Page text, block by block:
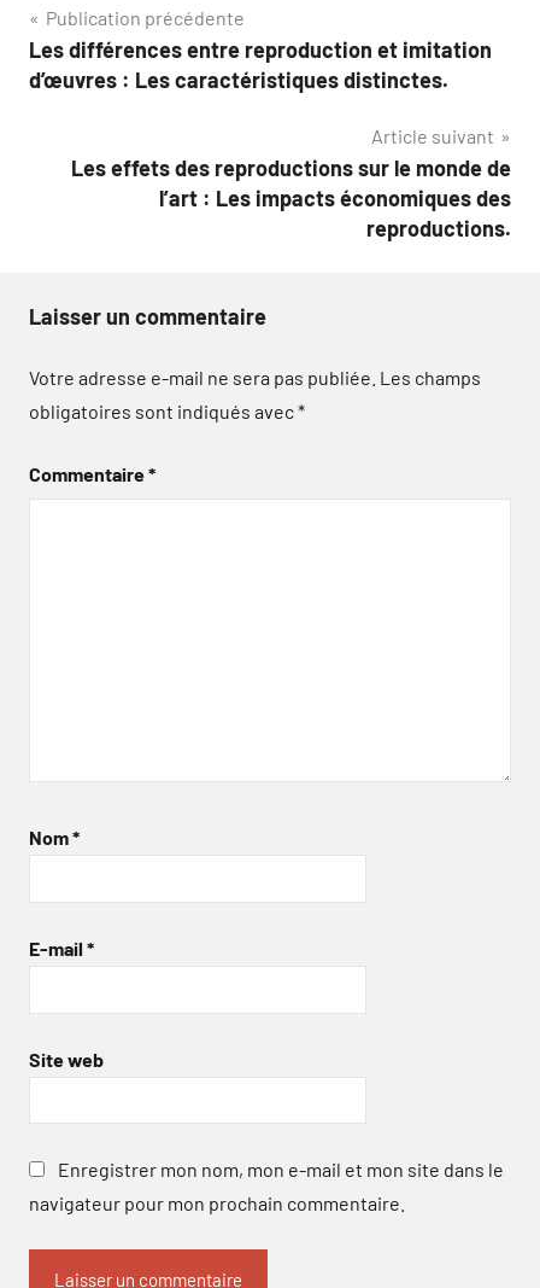
Navigation
de
Publication précédente
Les différences entre reproduction et imitation
d’œuvres : Les caractéristiques distinctes.
Article suivant
Les effets des reproductions sur le monde de
l’art : Les impacts économiques des
reproductions.
Laisser un commentaire
Votre adresse e-mail ne sera pas publiée. Les champs
obligatoires sont indiqués avec*
Commentaire*
Nom*
E-mail *
Site web
Enregistrer mon nom, mon e-mail et mon site dans le
navigateur pour mon prochain commentaire.